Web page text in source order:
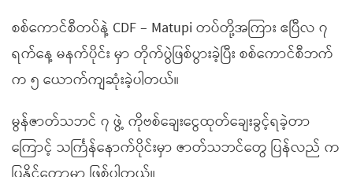
စစ်ကောင်စီတပ်နဲ့ CDF – Matupi တပ်တို့အကြား ဧပြီလ ၇
ရက်နေ့ မနက်ပိုင်း မှာ တိုက်ပွဲဖြစ်ပွားခဲ့ပြီး စစ်ကောင်စီဘက်
က ၅ ယောက်ကျဆုံးခဲ့ပါတယ်။
မွန်ဇာတ်သဘင် ၇ ဖွဲ့ ကိုဗစ်ချေးငွေထုတ်ချေးခွင့်ရခဲ့တာ
ကြောင့် သင်္ကြန်နောက်ပိုင်းမှာ ဇာတ်သဘင်တွေ ပြန်လည် က